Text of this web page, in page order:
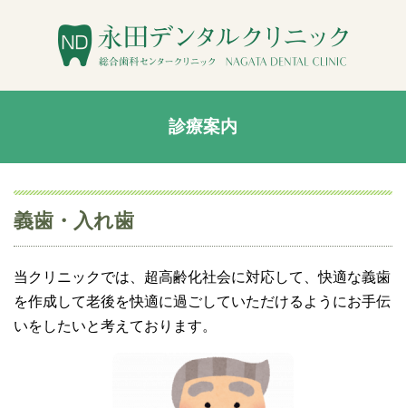
診療案内
義歯・入れ歯
当クリニックでは、超高齢化社会に対応して、快適な義歯
を作成して老後を快適に過ごしていただけるようにお手伝
いをしたいと考えております。